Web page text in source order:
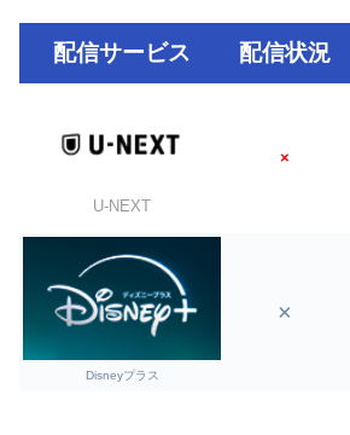
配信サービス 配信状況
U-NEXT
×
Disneyプラス
×